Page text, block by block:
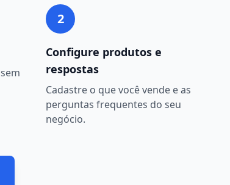
2
Configure produtos e
respostas
Cadastre o que você vende e as
perguntas frequentes do seu
negócio.